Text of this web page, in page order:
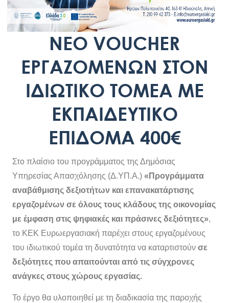
ΝΕΟ VOUCHER
ΕΡΓΑΖΟΜΕΝΩΝ ΣΤΟΝ
ΙΔΙΩΤΙΚΟ ΤΟΜΕΑ ΜΕ
ΕΚΠΑΙΔΕΥΤΙΚΟ
ΕΠΙΔΟΜΑ 400€
Στο πλαίσιο του προγράμματος της Δημόσιας
Υπηρεσίας Απασχόλησης (Δ.ΥΠ.Α.) «Προγράμματα
αναβάθμισης δεξιοτήτων και επανακατάρτισης
εργαζομένων σε όλους τους κλάδους της οικονομίας
με έμφαση στις ψηφιακές και πράσινες δεξιότητες»,
το ΚΕΚ Ευρωεργασιακή παρέχει στους εργαζομένους
του ιδιωτικού τομέα τη δυνατότητα να καταρτιστούν σε
δεξιότητες που απαιτούνται από τις σύγχρονες
ανάγκες στους χώρους εργασίας.
Το έργο θα υλοποιηθεί με τη διαδικασία της παροχής